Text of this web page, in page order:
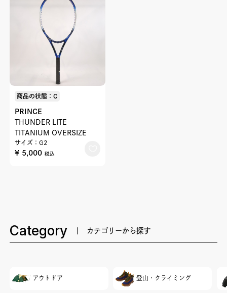
商品の状態：C
PRINCE
THUNDER LITE
TITANIUM OVERSIZE
サイズ：G2
¥ 5,000 税込
Category カテゴリーから探す
アウトドア 登山・クライミング